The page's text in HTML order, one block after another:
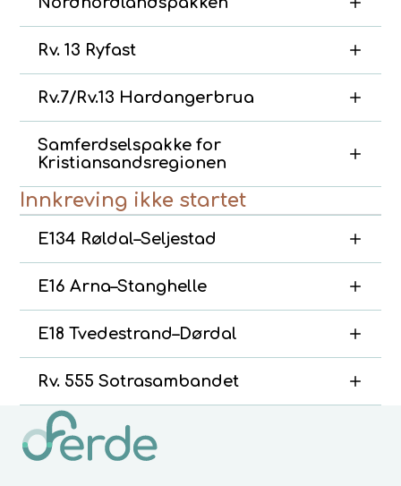
Rv. 13 Ryfast
Rv.7/Rv.13 Hardangerbrua
Samferdselspakke for
Kristiansandsregionen
Innkreving ikke startet
E134 Røldal–Seljestad
E16 Arna–Stanghelle
E18 Tvedestrand–Dørdal
Rv. 555 Sotrasambandet